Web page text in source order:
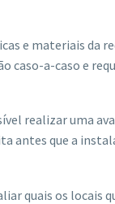
e materiais da
caso-a-caso e
realizar uma
antes que a
quais os locais